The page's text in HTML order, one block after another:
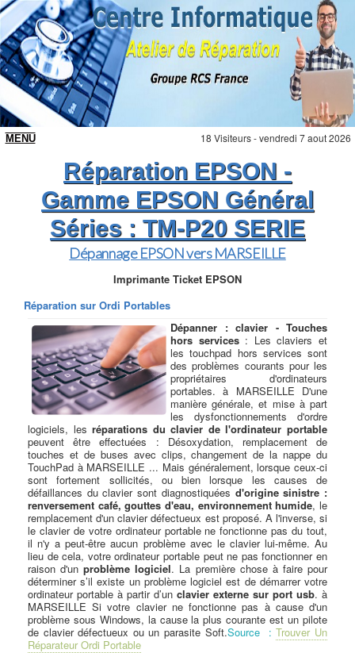
18 Visiteurs - vendredi 7 aout 2026
Réparation EPSON -
Gamme EPSON Général
Séries : TM-P20 SERIE
Dépannage EPSON vers MARSEILLE
Imprimante Ticket EPSON
Réparation sur Ordi Portables
Dépanner : clavier - Touches
hors services: Les claviers et
les touchpad hors services sont
des problèmes courants pour les
propriétaires d'ordinateurs
portables. à MARSEILLE D'une
manière générale, et mise à part
les dysfonctionnements d'ordre
logiciels, lesréparations du clavier de l'ordinateur portable
peuvent être effectuées : Désoxydation, remplacement de
touches et de buses avec clips, changement de la nappe du
TouchPad à MARSEILLE ... Mais généralement, lorsque ceux-ci
sont fortement sollicités, ou bien lorsque les causes de
défaillances du clavier sont diagnostiquées d'origine sinistre :
renversement café, gouttes d'eau, environnement humide, le
remplacement d'un clavier défectueux est proposé. A l'inverse, si
le clavier de votre ordinateur portable ne fonctionne pas du tout,
il n'y a peut-être aucun problème avec le clavier lui-même. Au
lieu de cela, votre ordinateur portable peut ne pas fonctionner en
raison d'unproblème logiciel. La première chose à faire pour
déterminer s’il existe un problème logiciel est de démarrer votre
ordinateur portable à partir d’un clavier externe sur port usb. à
MARSEILLE Si votre clavier ne fonctionne pas à cause d'un
problème sous Windows, la cause la plus courante est un pilote
de clavier défectueux ou un parasite Soft.Source :Trouver Un
Réparateur Ordi Portable